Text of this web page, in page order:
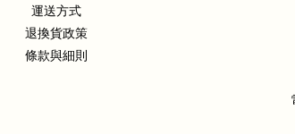
運送方式
退換貨政策
條款與細則